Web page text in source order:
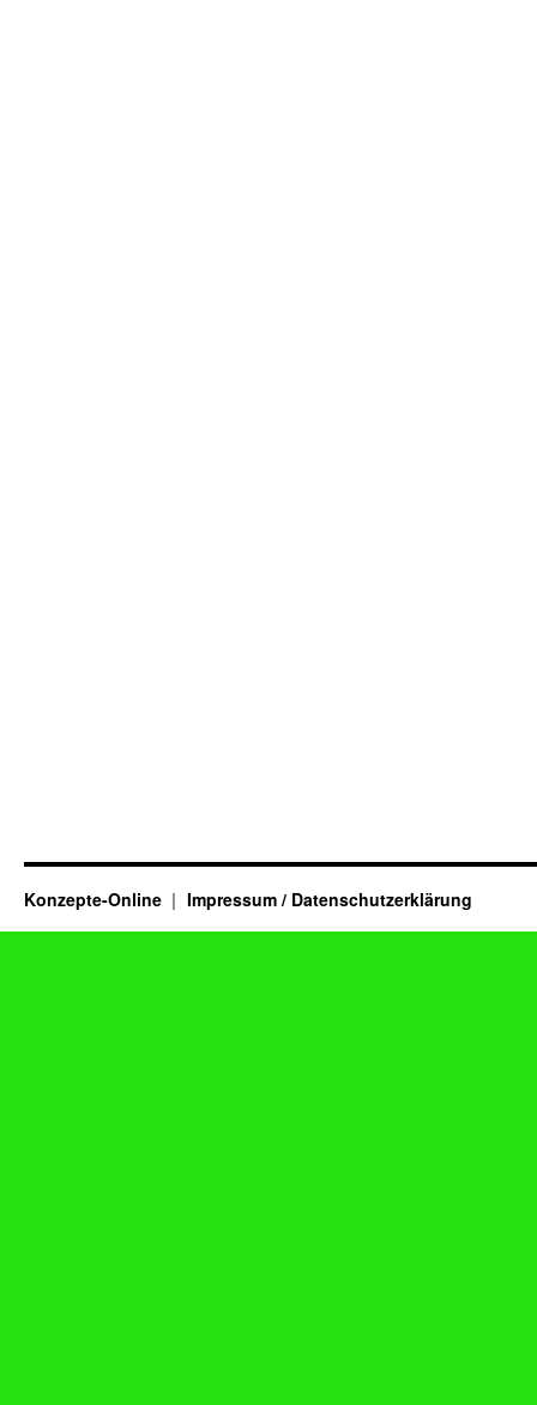
Konzepte-Online Impressum / Datenschutzerklärung